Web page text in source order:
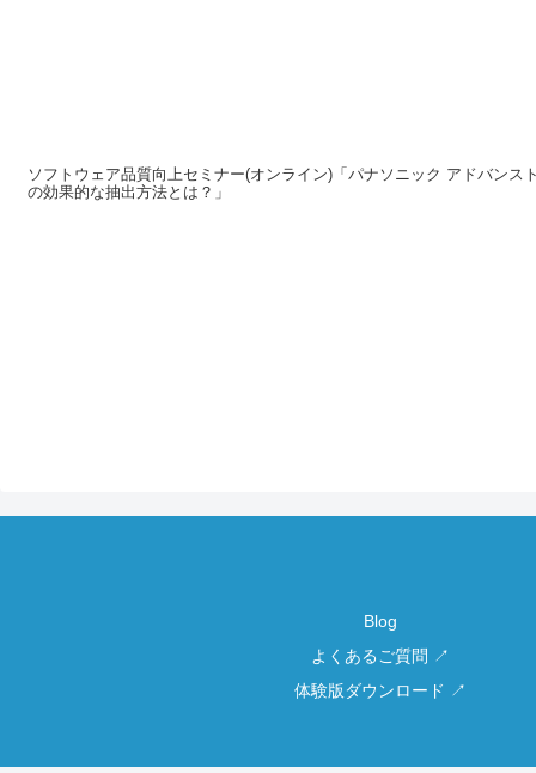
ソフトウェア品質向上セミナー(オンライン)「パナソニック アドバン
の効果的な抽出方法とは？」
Blog
よくあるご質問 ↗
体験版ダウンロード ↗